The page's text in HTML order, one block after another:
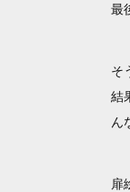
最
そ
結
ん
扉